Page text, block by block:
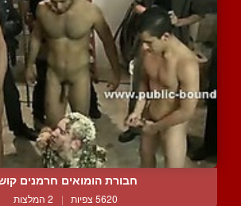
חבורת הומואים חרמנים
5620 צפיות | 2 המלצות